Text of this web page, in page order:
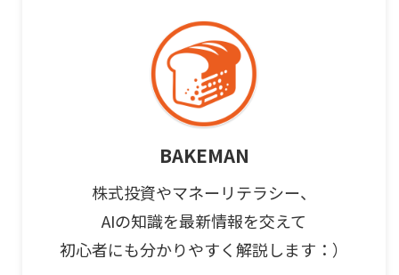
BAKEMAN
株式投資やマネーリテラシー、
AIの知識を最新情報を交えて
初心者にも分かりやすく解説します：）